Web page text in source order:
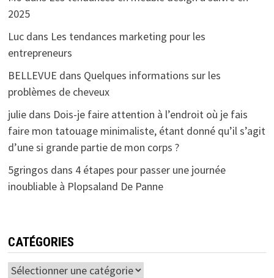
2025
Lucdans Les tendances marketing pour les
entrepreneurs
BELLEVUE dans Quelques informations sur les
problèmes de cheveux
juliedans Dois-je faire attention à l’endroit où je fais
faire mon tatouage minimaliste, étant donné qu’il s’agit
d’une si grande partie de mon corps ?
5gringos dans 4 étapes pour passer une journée
inoubliable à Plopsaland De Panne
CATÉGORIES
Catégories